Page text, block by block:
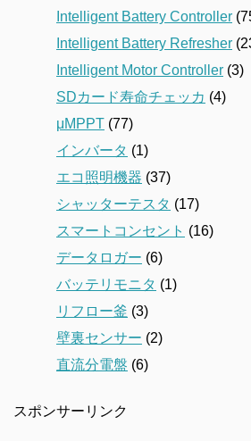
Intelligent Battery Controller
Intelligent Battery Refresher
Intelligent Motor Controller (3)
SDカード寿命チェッカ (4)
μMPPT (77)
インバータ (1)
エコ照明機器 (37)
シャッターテスタ (17)
スマートコンセント (16)
データロガー (6)
バッテリモニタ (1)
リフロー釜 (3)
壁裏センサー (2)
直流分電盤 (6)
スポンサーリンク